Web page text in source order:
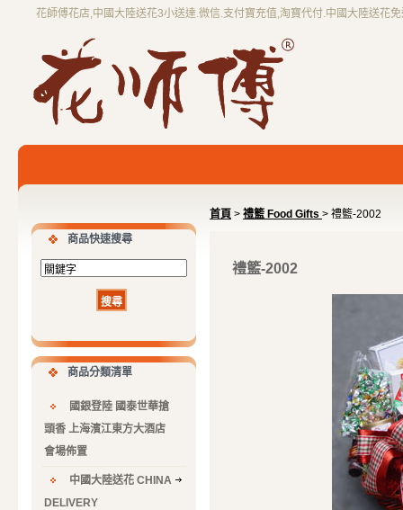
花師傅花店,中國大陸送花3小送達.微信.支付寶充值,淘寶代付.中國大陸送花
商品快速搜尋
商品分類清單
國銀登陸 國泰世華搶
頭香 上海濱江東方大酒店
會場佈置
中國大陸送花 CHINA
DELIVERY
首頁 > 禮籃 Food Gifts > 禮籃-2002
禮籃-2002